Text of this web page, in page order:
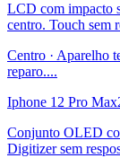
LCD com impacto
centro. Touch sem
Centro · Aparelho
reparo....
Iphone 12 Pro Max
Conjunto OLED
Digitizer sem